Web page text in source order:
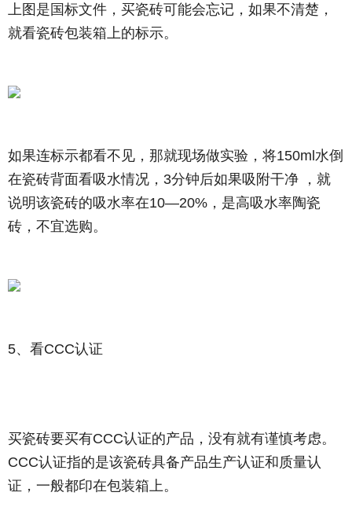
上图是国标文件，买瓷砖可能会忘记，如果不清楚，
就看瓷砖包装箱上的标示。
如果连标示都看不见，那就现场做实验，将150ml水倒
在瓷砖背面看吸水情况，3分钟后如果吸附干净 ，就
说明该瓷砖的吸水率在10—20%，是高吸水率陶瓷
砖，不宜选购。
5、看CCC认证
买瓷砖要买有CCC认证的产品，没有就有谨慎考虑。
CCC认证指的是该瓷砖具备产品生产认证和质量认
证，一般都印在包装箱上。